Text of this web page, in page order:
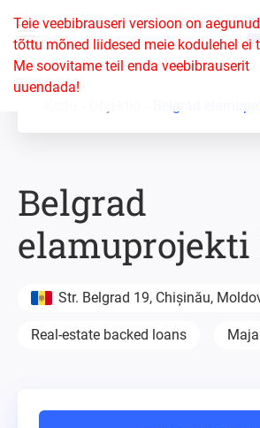
Teie veebibrauseri versioon on
tõttu mõned liidesed meie kodulehel ei
Me soovitame teil enda veebibrauserit
uuendada!
Belgrad
elamuprojekti
Str. Belgrad 19, Chișinău,
Real-estate backed loans Maja